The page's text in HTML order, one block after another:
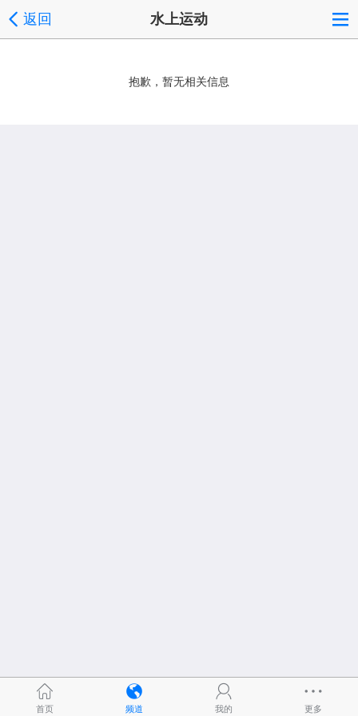
返回 水上运动
抱歉，暂无相关信息
首页 频道 我的 更多